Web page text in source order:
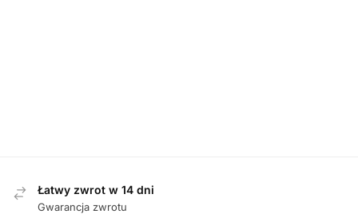
Łatwy zwrot w 14 dni
Gwarancja zwrotu